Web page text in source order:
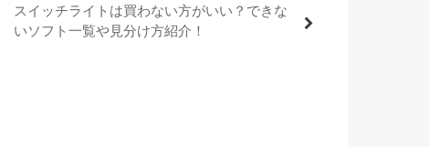
スイッチライトは買わない方がいい？できな
いソフト一覧や見分け方紹介！